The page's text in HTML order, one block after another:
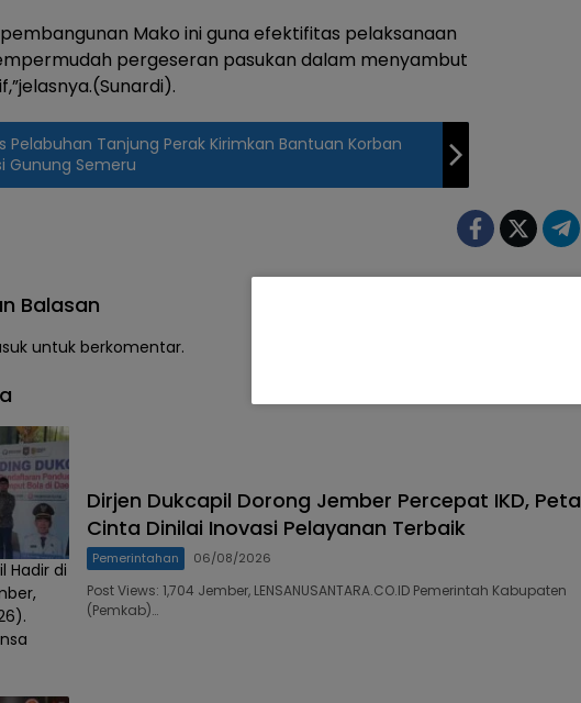
Mako ini guna efektifitas pelaksanaan
pergeseran pasukan dalam menyambut
Pelabuhan Tanjung Perak Kirimkan Bantuan Korban
Gunung Semeru
Balasan
untuk berkomentar.
Hadir di
Dirjen Dukcapil Dorong Jember Percepat IKD, Peta
Cinta Dinilai Inovasi Pelayanan Terbaik
Pemerintahan 06/08/2026
Post Views: 1,704 Jember, LENSANUSANTARA.CO.ID Pemerintah Kabupaten
(Pemkab)…